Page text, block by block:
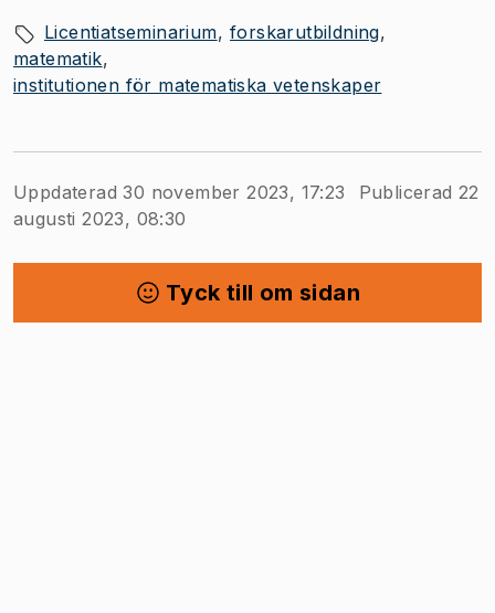
Licentiatseminarium
forskarutbildning
matematik
institutionen för matematiska vetenskaper
Uppdaterad 30 november 2023, 17:23
Publicerad 22
augusti 2023, 08:30
Tyck till om sidan